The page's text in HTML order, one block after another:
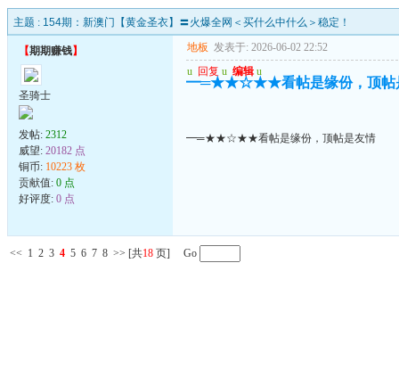
主题 : 154期：新澳门【黄金圣衣】〓火爆全网＜买什么中什么＞稳定！
【期期赚钱】
圣骑士
发帖: 2312
威望: 20182 点
铜币: 10223 枚
贡献值: 0 点
好评度: 0 点
地板 发表于: 2026-06-02 22:52
u 回复 u 编辑 u
━═★★☆★★看帖是缘份，顶帖
━═★★☆★★看帖是缘份，顶帖是友情
<< 1 2 3 4 5 6 7 8 >> [共18 页] Go